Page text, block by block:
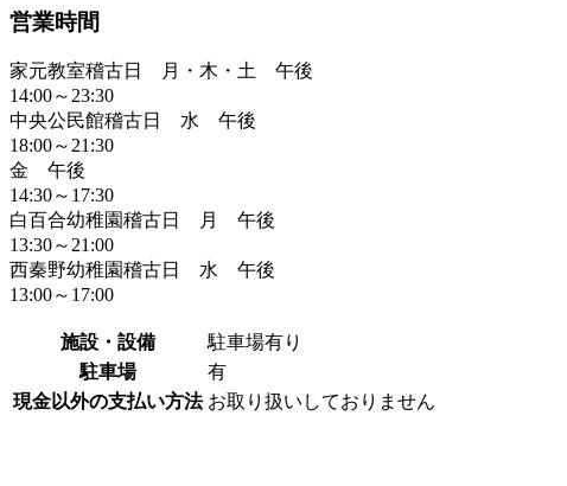
営業時間
家元教室稽古日 月・木・土 午後
14:00～23:30
中央公民館稽古日 水 午後
18:00～21:30
金 午後
14:30～17:30
白百合幼稚園稽古日 月 午後
13:30～21:00
西秦野幼稚園稽古日 水 午後
13:00～17:00
施設・設備
駐車場有り
駐車場
有
現金以外の支払い方法 お取り扱いしておりません